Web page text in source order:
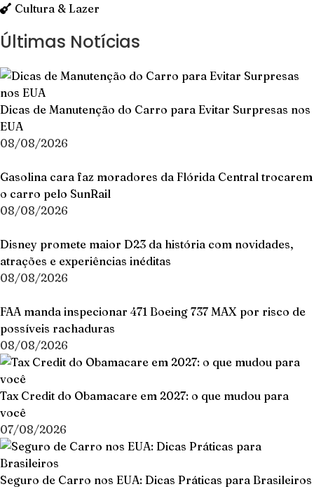
Cultura & Lazer
Últimas Notícias
Dicas de Manutenção do Carro para Evitar Surpresas nos
EUA
08/08/2026
Gasolina cara faz moradores da Flórida Central trocarem
o carro pelo SunRail
08/08/2026
Disney promete maior D23 da história com novidades,
atrações e experiências inéditas
08/08/2026
FAA manda inspecionar 471 Boeing 737 MAX por risco de
possíveis rachaduras
08/08/2026
Tax Credit do Obamacare em 2027: o que mudou para
você
07/08/2026
Seguro de Carro nos EUA: Dicas Práticas para Brasileiros